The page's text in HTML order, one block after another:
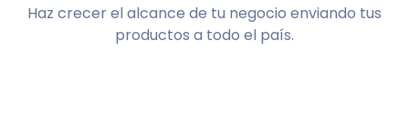
Haz crecer el alcance de tu negocio enviando tus
productos a todo el país.